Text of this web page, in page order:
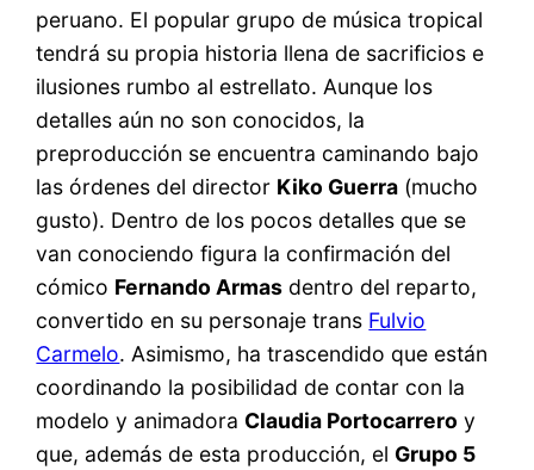
peruano. El popular grupo de música tropical
tendrá su propia historia llena de sacrificios e
ilusiones rumbo al estrellato. Aunque los
detalles aún no son conocidos, la
preproducción se encuentra caminando bajo
las órdenes del director Kiko Guerra (mucho
gusto). Dentro de los pocos detalles que se
van conociendo figura la confirmación del
cómico Fernando Armas dentro del reparto,
convertido en su personaje trans Fulvio
Carmelo. Asimismo, ha trascendido que están
coordinando la posibilidad de contar con la
modelo y animadora Claudia Portocarrero y
que, además de esta producción, el Grupo 5